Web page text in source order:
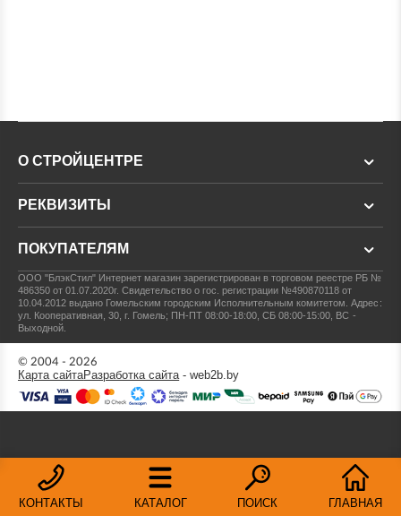
КОНТАКТЫ КАТАЛОГ ПОИСК ГЛАВНАЯ
О СТРОЙЦЕНТРЕ
РЕКВИЗИТЫ
ПОКУПАТЕЛЯМ
ООО "БлэкСтил" Интернет магазин зарегистрирован в торговом реестре РБ №
486350 от 01.07.2020г.Свидетельство о гос. регистрации №490870118 от
10.04.2012 выдано Гомельским городским Исполнительным комитетом.Адрес:
ул. Кооперативная, 30, г. Гомель; ПН-ПТ 08:00-18:00, СБ 08:00-15:00, ВС -
Выходной.
© 2004 - 2026
Карта сайтаРазработка сайта- web2b.by